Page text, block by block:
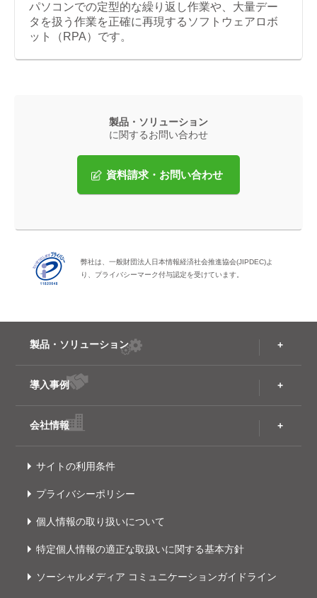
パソコンでの定型的な繰り返し作業や、大量デー
タを扱う作業を正確に再現するソフトウェアロボ
ット（RPA）です。
製品・ソリューション
に関するお問い合わせ
資料請求・お問い合わせ
弊社は、一般財団法人日本情報経済社会推進協会(JIPDEC)よ
り、プライバシーマーク付与認定を受けています。
製品・ソリューション
導入事例
会社情報
サイトの利用条件
プライバシーポリシー
個人情報の取り扱いについて
特定個人情報の適正な取扱いに関する基本方針
ソーシャルメディア コミュニケーションガイドライン